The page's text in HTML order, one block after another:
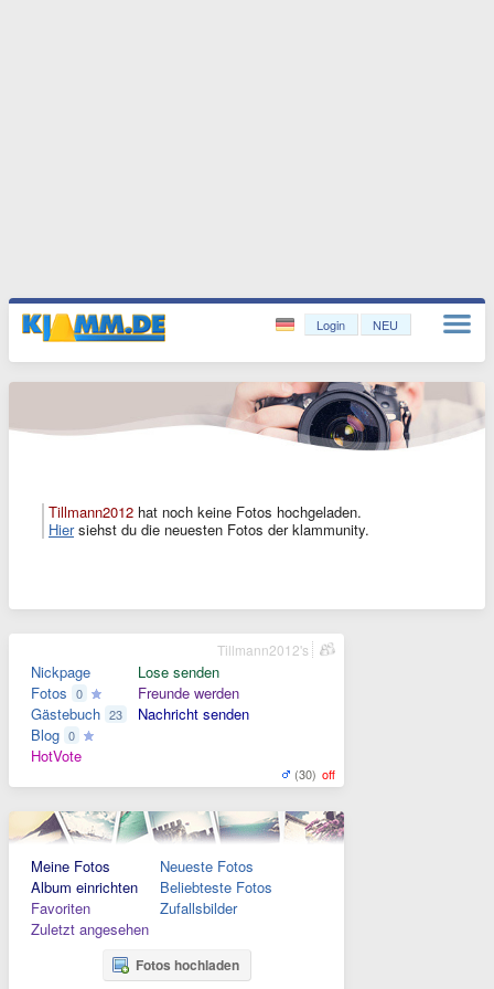
Login NEU
Tillmann2012 hat noch keine Fotos hochgeladen.
Hiersiehst du die neuesten Fotos der klammunity.
Nickpage
Fotos 0
Gästebuch 23
Blog 0
HotVote
Lose senden
Freunde werden
Nachricht senden
(30) off
Tillmann2012's
Meine Fotos
Album einrichten
Favoriten
Zuletzt angesehen
Neueste Fotos
Beliebteste Fotos
Zufallsbilder
Fotos hochladen